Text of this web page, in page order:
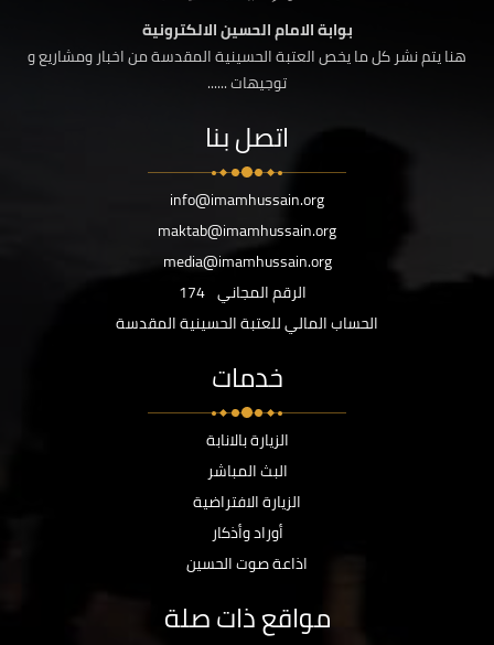
بوابة الامام الحسين الالكترونية
هنا يتم نشر كل ما يخص العتبة الحسينية المقدسة من اخبار ومشاريع و
توجيهات ......
اتصل بنا
info@imamhussain.org
maktab@imamhussain.org
media@imamhussain.org
الرقم المجاني 174
الحساب المالي للعتبة الحسينية المقدسة
خدمات
الزيارة بالانابة
البث المباشر
الزيارة الافتراضية
أوراد وأذكار
اذاعة صوت الحسين
مواقع ذات صلة